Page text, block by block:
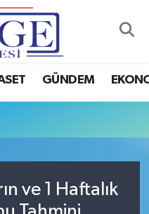
GÜNDEM
ve 1 Haftalık